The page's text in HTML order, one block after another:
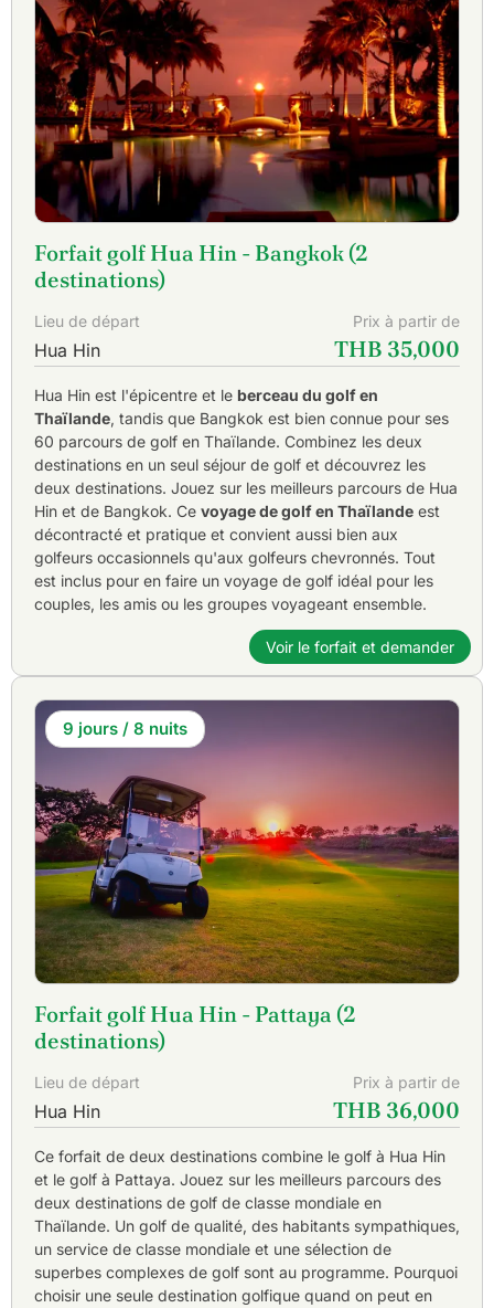
Forfait golf Hua Hin - Bangkok (2
destinations)
Lieu de départ Prix à partir de
Hua Hin THB 35,000
Hua Hin est l'épicentre et le berceau du golf en
Thaïlande, tandis que Bangkok est bien connue pour ses
60 parcours de golf en Thaïlande. Combinez les deux
destinations en un seul séjour de golf et découvrez les
deux destinations. Jouez sur les meilleurs parcours de Hua
Hin et de Bangkok. Ce voyage de golf en Thaïlande est
décontracté et pratique et convient aussi bien aux
golfeurs occasionnels qu'aux golfeurs chevronnés. Tout
est inclus pour en faire un voyage de golf idéal pour les
couples, les amis ou les groupes voyageant ensemble.
Voir le forfait et demander
9 jours / 8 nuits
Forfait golf Hua Hin - Pattaya (2
destinations)
Lieu de départ Prix à partir de
Hua Hin THB 36,000
Ce forfait de deux destinations combine le golf à Hua Hin
et le golf à Pattaya. Jouez sur les meilleurs parcours des
deux destinations de golf de classe mondiale en
Thaïlande. Un golf de qualité, des habitants sympathiques,
un service de classe mondiale et une sélection de
superbes complexes de golf sont au programme. Pourquoi
choisir une seule destination golfique quand on peut en